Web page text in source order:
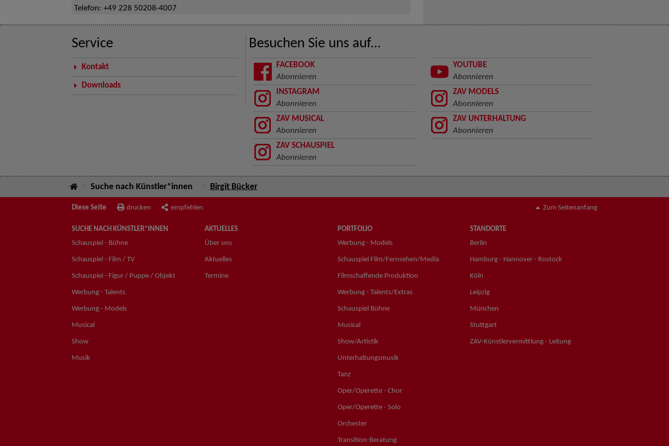
Telefon: +49 228 50208-4007
Service
Kontakt
Downloads
Besuchen Sie uns auf...
FACEBOOK
Abonnieren
YOUTUBE
Abonnieren
INSTAGRAM
Abonnieren
ZAV MODELS
Abonnieren
ZAV MUSICAL
Abonnieren
ZAV UNTERHALTUNG
Abonnieren
ZAV SCHAUSPIEL
Abonnieren
Suche nach Künstler*innen Birgit Bücker
Diese Seite drucken empfehlen Zum Seitenanfang
SUCHE NACH KÜNSTLER*INNEN
Schauspiel - Bühne
Schauspiel - Film / TV
Schauspiel - Figur / Puppe / Objekt
Werbung - Talents
Werbung - Models
Musical
Show
Musik
AKTUELLES
Über uns
Aktuelles
Termine
PORTFOLIO
Werbung - Models
Schauspiel Film/Fernsehen/Media
Filmschaffende Produktion
Werbung - Talents/Extras
Schauspiel Bühne
Musical
Show/Artistik
Unterhaltungsmusik
Tanz
Oper/Operette - Chor
Oper/Operette - Solo
Orchester
Transition-Beratung
STANDORTE
Berlin
Hamburg - Hannover - Rostock
Köln
Leipzig
München
Stuttgart
ZAV-Künstlervermittlung - Leitung